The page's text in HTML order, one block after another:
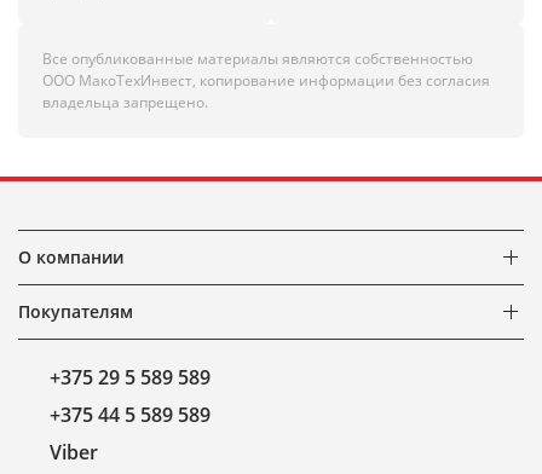
Все опубликованные материалы являются собственностью
ООО МакоТехИнвест, копирование информации без согласия
владельца запрещено.
О компании
Покупателям
+375 29 5 589 589
+375 44 5 589 589
Viber